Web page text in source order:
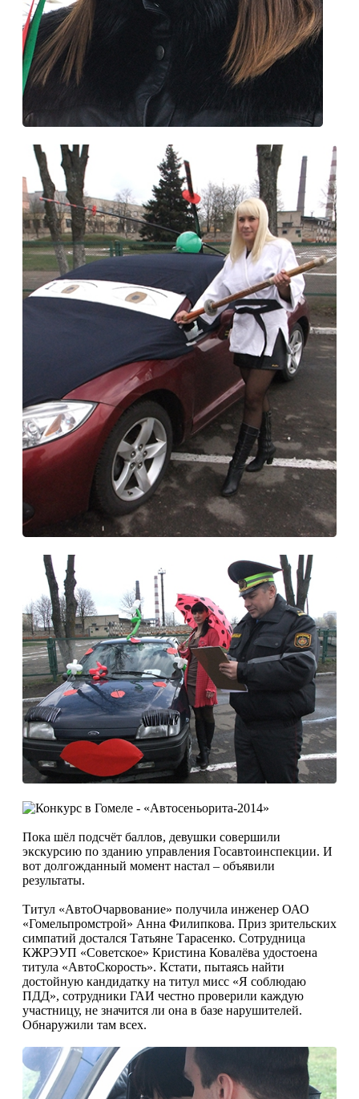
Пока шёл подсчёт баллов, девушки совершили
экскурсию по зданию управления Госавтоинспекции. И
вот долгожданный момент настал – объявили
результаты.
Титул «АвтоОчарвование» получила инженер ОАО
«Гомельпромстрой» Анна Филипкова. Приз зрительских
симпатий достался Татьяне Тарасенко. Сотрудница
КЖРЭУП «Советское» Кристина Ковалёва удостоена
титула «АвтоСкорость». Кстати, пытаясь найти
достойную кандидатку на титул мисс «Я соблюдаю
ПДД», сотрудники ГАИ честно проверили каждую
участницу, не значится ли она в базе нарушителей.
Обнаружили там всех.